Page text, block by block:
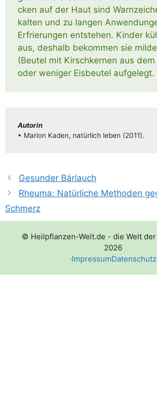
cken auf der Haut sind
kal­ten und zu lan­gen
Erfrie­run­gen ent­ste­hen. Kin­der
aus, des­halb bekom­men sie
(Beu­tel mit Kirsch­ker­nen aus dem
oder weni­ger Eis­beu­tel aufgelegt.
Autorin
• Mari­on Kaden, natür­lich leben (2011).
Gesunder Bärlauch
Rheuma: Natürliche Methoden
Schmerz
© Heilpflanzen-Welt.de - die Welt
2026
·ImpressumDatenschutz